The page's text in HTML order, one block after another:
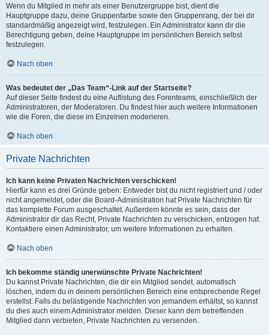
Wenn du Mitglied in mehr als einer Benutzergruppe bist, dient die
Hauptgruppe dazu, deine Gruppenfarbe sowie den Gruppenrang, der bei dir
standardmäßig angezeigt wird, festzulegen. Ein Administrator kann dir die
Berechtigung geben, deine Hauptgruppe im persönlichen Bereich selbst
festzulegen.
Nach oben
Was bedeutet der „Das Team“-Link auf der Startseite?
Auf dieser Seite findest du eine Auflistung des Forenteams, einschließlich der
Administratoren, der Moderatoren. Du findest hier auch weitere Informationen
wie die Foren, die diese im Einzelnen moderieren.
Nach oben
Private Nachrichten
Ich kann keine Privaten Nachrichten verschicken!
Hierfür kann es drei Gründe geben: Entweder bist du nicht registriert und / oder
nicht angemeldet, oder die Board-Administration hat Private Nachrichten für
das komplette Forum ausgeschaltet. Außerdem könnte es sein, dass der
Administrator dir das Recht, Private Nachrichten zu verschicken, entzogen hat.
Kontaktiere einen Administrator, um weitere Informationen zu erhalten.
Nach oben
Ich bekomme ständig unerwünschte Private Nachrichten!
Du kannst Private Nachrichten, die dir ein Mitglied sendet, automatisch
löschen, indem du in deinem persönlichen Bereich eine entsprechende Regel
erstellst. Falls du belästigende Nachrichten von jemandem erhältst, so kannst
du dies auch einem Administrator melden. Dieser kann dem betreffenden
Mitglied dann verbieten, Private Nachrichten zu versenden.